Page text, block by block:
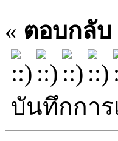
« ตอบกลับ
บันทึกการ